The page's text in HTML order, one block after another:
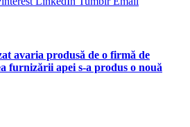
avaria produsă de o firmă de
furnizării apei s-a produs o nouă